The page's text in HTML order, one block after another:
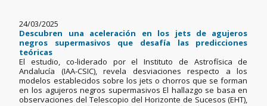
24/03/2025
Descubren una aceleración en los jets de agujeros
negros supermasivos que desafía las predicciones
teóricas
El estudio, co-liderado por el Instituto de Astrofísica de
Andalucía (IAA-CSIC), revela desviaciones respecto a los
modelos establecidos sobre los jets o chorros que se forman
en los agujeros negros supermasivos El hallazgo se basa en
observaciones del Telescopio del Horizonte de Sucesos (EHT),